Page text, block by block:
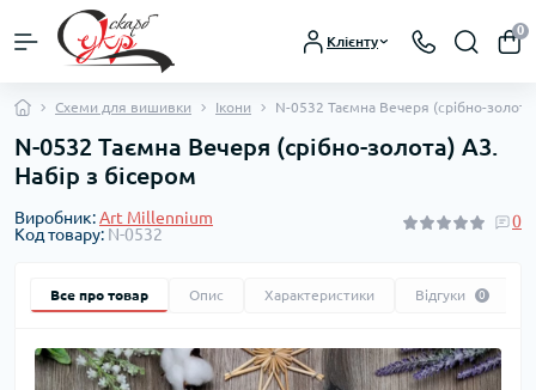
Клієнту
0
Схеми для вишивки Ікони N-0532 Таємна Вечеря (срібно-
N-0532 Таємна Вечеря (срібно-золота) А3.
Набір з бісером
Виробник:Art Millennium
Код товару: N-0532
0
Все про товар Опис Характеристики Відгуки 0